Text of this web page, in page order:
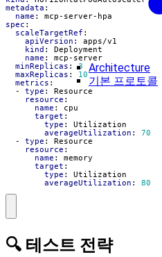
Architecture
기본 프로토콜
metadata :
name :
mcp-server-hpa
spec :
scaleTargetRef :
apiVersion :
apps/v1
kind :
Deployment
name :
mcp-server
minReplicas :
3
maxReplicas :
10
metrics :
- type :
Resource
resource :
name :
cpu
target :
type :
Utilization
averageUtilization :
70
- type :
Resource
resource :
name :
memory
target :
type :
Utilization
averageUtilization : 80
🔍 테스트 전략